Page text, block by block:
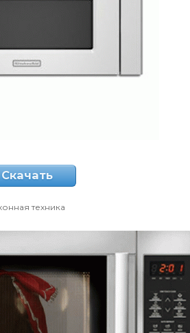
Скачать
техника